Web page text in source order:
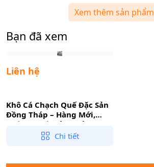
Xem thêm sản phẩm
Bạn đã xem
Liên hệ
Khô Cá Chạch Quế Đặc Sản
Đồng Tháp – Hàng Mới,
Không Chất Bảo Quản
Chi tiết